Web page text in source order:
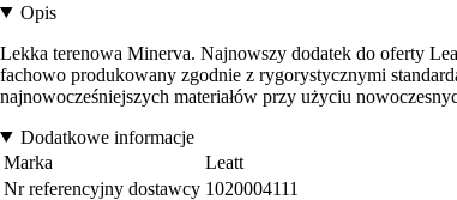
Opis
Lekka terenowa Minerva. Najnowszy dodatek do oferty
fachowo produkowany zgodnie z rygorystycznymi
najnowocześniejszych materiałów przy użyciu
Dodatkowe informacje
Marka
Leatt
Nr referencyjny dostawcy 1020004111